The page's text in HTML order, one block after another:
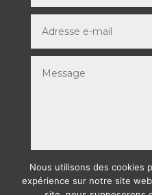
Nous utilisons des cookies
expérience sur notre site